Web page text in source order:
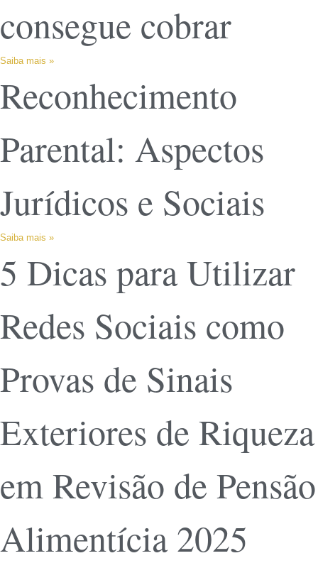
consegue cobrar
Saiba mais »
Reconhecimento
Parental: Aspectos
Jurídicos e Sociais
Saiba mais »
5 Dicas para Utilizar
Redes Sociais como
Provas de Sinais
Exteriores de Riqueza
em Revisão de Pensão
Alimentícia 2025